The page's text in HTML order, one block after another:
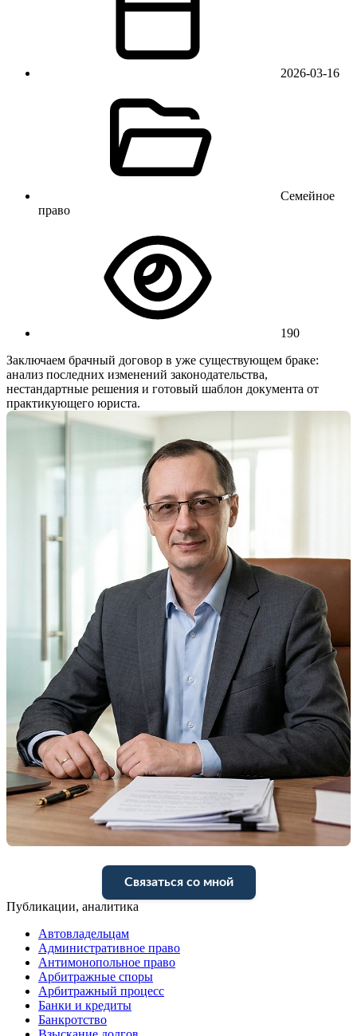
2026-03-16
Семейное
право
190
Заключаем брачный договор в уже существующем браке:
анализ последних изменений законодательства,
нестандартные решения и готовый шаблон документа от
практикующего юриста.
Связаться со мной
Публикации, аналитика
Автовладельцам
Административное право
Антимонопольное право
Арбитражные споры
Арбитражный процесс
Банки и кредиты
Банкротство